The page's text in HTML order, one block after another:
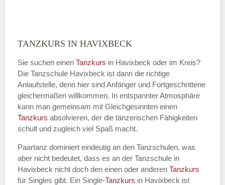
TANZKURS IN HAVIXBECK
Sie suchen einen Tanzkurs in Havixbeck oder im Kreis?
Die Tanzschule Havixbeck ist dann die richtige
Anlaufstelle, denn hier sind Anfänger und Fortgeschrittene
gleichermaßen willkommen. In entspannter Atmosphäre
kann man gemeinsam mit Gleichgesinnten einen
Tanzkurs absolvieren, der die tänzerischen Fähigkeiten
schult und zugleich viel Spaß macht.
Paartanz dominiert eindeutig an den Tanzschulen, was
aber nicht bedeutet, dass es an der Tanzschule in
Havixbeck nicht doch den einen oder anderen Tanzkurs
für Singles gibt. Ein Single-Tanzkurs in Havixbeck ist